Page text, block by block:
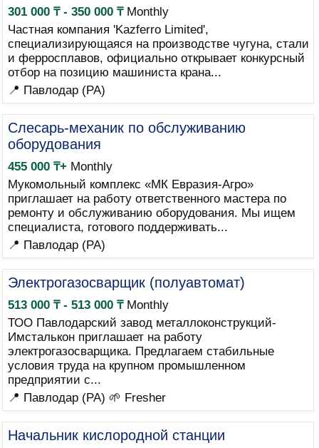
301 000 ₸ - 350 000 ₸Monthly
Частная компания 'Kazferro Limited',
специализирующаяся на производстве чугуна, стали
и ферросплавов, официально открывает конкурсный
отбор на позицию машиниста крана...
📍 Павлодар (PA)
Слесарь-механик по обслуживанию
оборудования
455 000 ₸+Monthly
Мукомольный комплекс «МК Евразия-Агро»
приглашает на работу ответственного мастера по
ремонту и обслуживанию оборудования. Мы ищем
специалиста, готового поддерживать...
📍 Павлодар (PA)
Электрогазосварщик (полуавтомат)
513 000 ₸ - 513 000 ₸Monthly
ТОО Павлодарский завод металлоконструкций-
Имсталькон приглашает на работу
электрогазосварщика. Предлагаем стабильные
условия труда на крупном промышленном
предприятии с...
📍 Павлодар (PA) 🌱 Fresher
Начальник кислородной станции